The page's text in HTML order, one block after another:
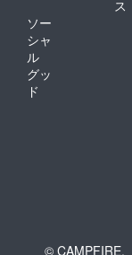
ス
ソー
シャ
ル
グッ
ド
© CAMPFIRE,